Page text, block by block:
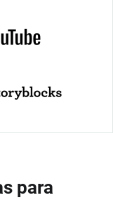
para